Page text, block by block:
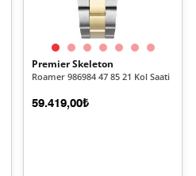
Premier Skeleton
Roamer 986984 47 85 21 Kol Saati
59.419,00₺